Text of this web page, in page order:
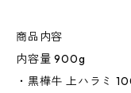
商品内容
内容量 900g
・黒樺牛 上ハラミ